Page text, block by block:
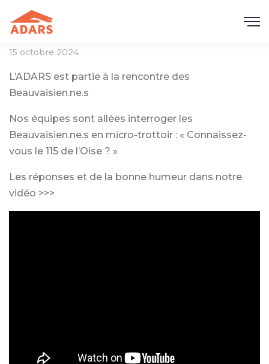
15 octobre 2024
L’ADARS est partie à la rencontre des
Beauvaisien.ne.s
Nos équipes sont allées interroger les
Beauvaisien.ne.s en micro-trottoir : « Connaissez-
vous le 115 de l’Oise ? »
Les réponses et de la bonne humeur dans notre
vidéo >>>